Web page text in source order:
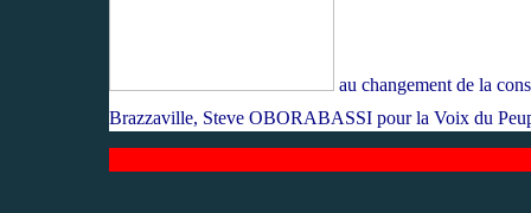
au changement de la
Brazzaville, Steve OBORABASSI pour la Voix du